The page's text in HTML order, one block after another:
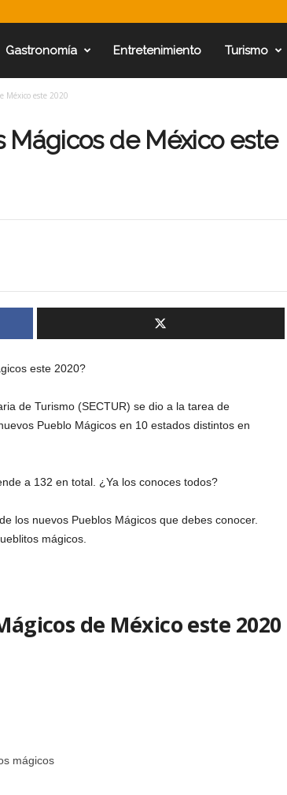
Gastronomía Entretenimiento Turismo
México este 2020
Mágicos de México este
este 2020?
de Turismo (SECTUR) se dio a la tarea de
Pueblo Mágicos en 10 estados distintos en
a 132 en total. ¿Ya los conoces todos?
los nuevos Pueblos Mágicos que debes conocer.
mágicos.
de México este 2020